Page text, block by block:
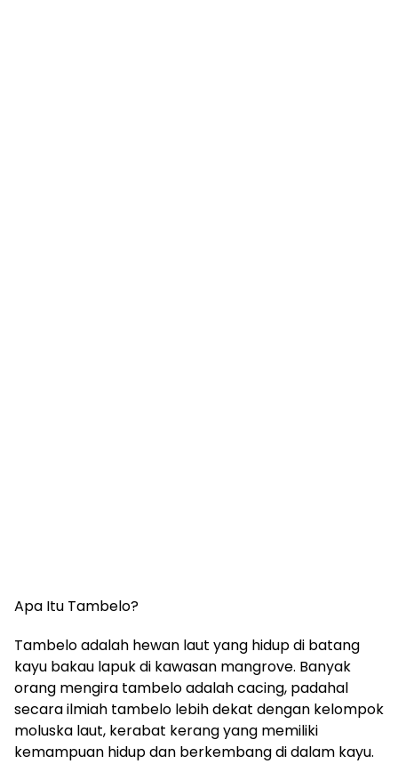
Apa Itu Tambelo?
Tambelo adalah hewan laut yang hidup di batang
kayu bakau lapuk di kawasan mangrove. Banyak
orang mengira tambelo adalah cacing, padahal
secara ilmiah tambelo lebih dekat dengan kelompok
moluska laut, kerabat kerang yang memiliki
kemampuan hidup dan berkembang di dalam kayu.